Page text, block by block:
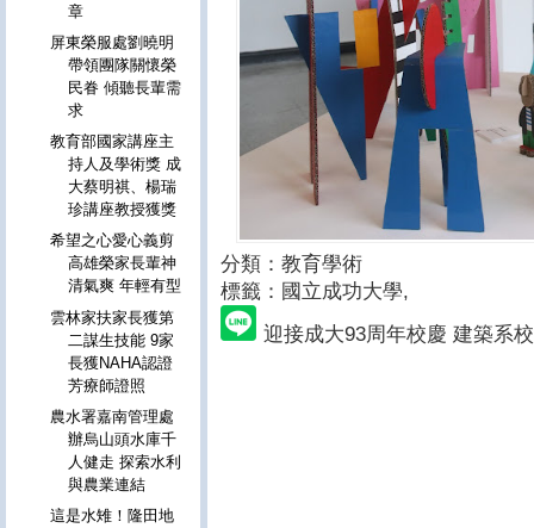
分類：教育學術
標籤：國立成功大學,
迎接成大93周年校慶 建築系
章
屏東榮服處劉曉明
帶領團隊關懷榮
民眷 傾聽長輩需
求
教育部國家講座主
持人及學術獎 成
大蔡明祺、楊瑞
珍講座教授獲獎
希望之心愛心義剪
高雄榮家長輩神
清氣爽 年輕有型
雲林家扶家長獲第
二謀生技能 9家
長獲NAHA認證
芳療師證照
農水署嘉南管理處
辦烏山頭水庫千
人健走 探索水利
與農業連結
這是水雉！隆田地